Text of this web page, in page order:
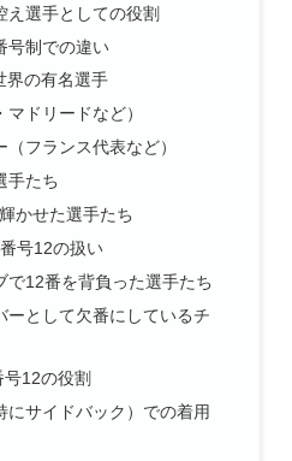
え選手としての役割
号制での違い
界の有名選手
ドリードなど）
フランス代表など）
手たち
かせた選手たち
号12の扱い
で12番を背負った選手たち
ーとして欠番にしているチ
12の役割
にサイドバック）での着用